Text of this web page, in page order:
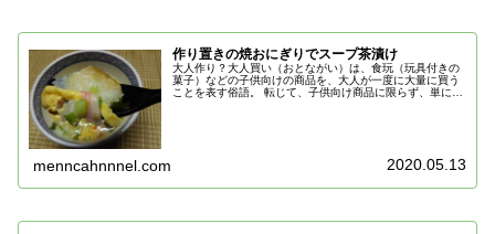
作り置きの焼おにぎりでスープ茶漬け
大人作り？大人買い（おとながい）は、食玩（玩具付きの
菓子）などの子供向けの商品を、大人が一度に大量に買う
ことを表す俗語。 転じて、子供向け商品に限らず、単に通
menncahnnnel.com 2020.05.13